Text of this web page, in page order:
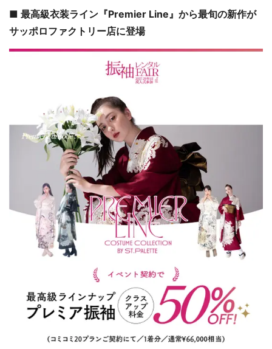
■ 最高級衣装ライン『Premier Line』から最旬の新作が
サッポロファクトリー店に登場